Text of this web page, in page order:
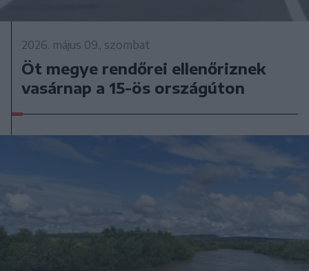
2026. május 09., szombat
Öt megye rendőrei ellenőriznek
vasárnap a 15-ös országúton